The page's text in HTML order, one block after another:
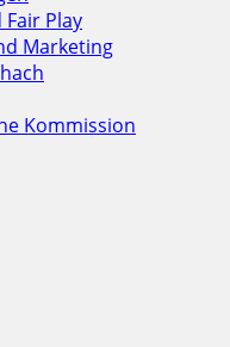
Play
Marketing
Kommission